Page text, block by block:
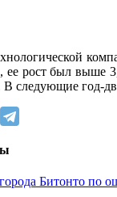
ее рост был выше
следующие год-